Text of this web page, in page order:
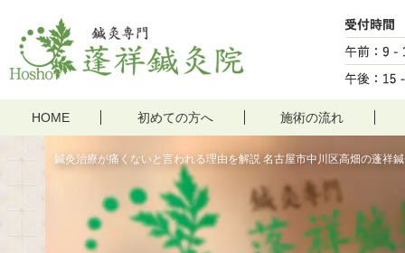
鍼灸治療が痛くないと言われる理由を解説 名古屋市中川区高畑の蓬祥
HOME 初めての方へ 施術の流れ